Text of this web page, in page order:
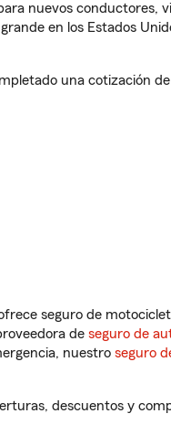
nuevos conductores,
en los Estados
una cotización de
seguro de
de seguro de
nuestro seguro
descuentos y